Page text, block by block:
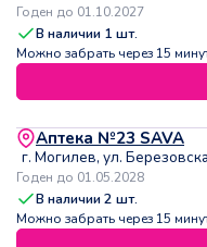
Годен до 01.10.2027
В наличии 1 шт.
Можно забрать через 15
Аптека №23 SAVA
г. Могилев, ул.
Годен до 01.05.2028
В наличии2 шт.
Можно забрать через 15